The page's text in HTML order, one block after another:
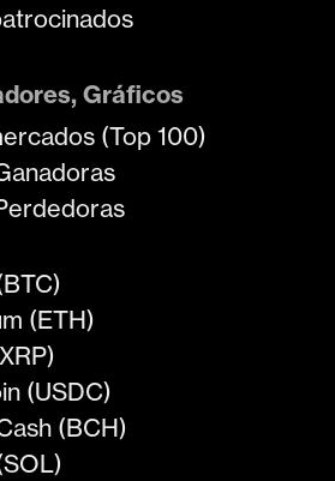
Gráficos
(Top 100)
(ETH)
(USDC)
(BCH)